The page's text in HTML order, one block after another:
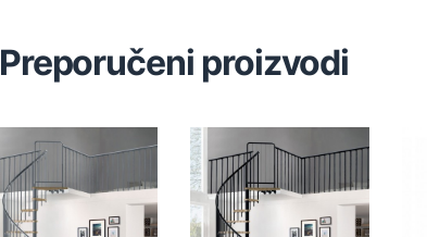
Preporučeni proizvodi